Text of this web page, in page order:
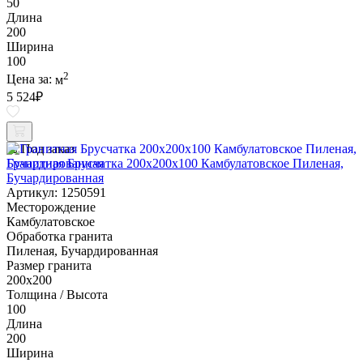
50
Длина
200
Ширина
100
Цена за: м2
5 524₽
Под заказ
Гранитная Брусчатка 200х200x100 Камбулатовское Пиленая,
Бучардированная
Артикул: 1250591
Месторождение
Камбулатовское
Обработка гранита
Пиленая, Бучардированная
Размер гранита
200х200
Толщина / Высота
100
Длина
200
Ширина